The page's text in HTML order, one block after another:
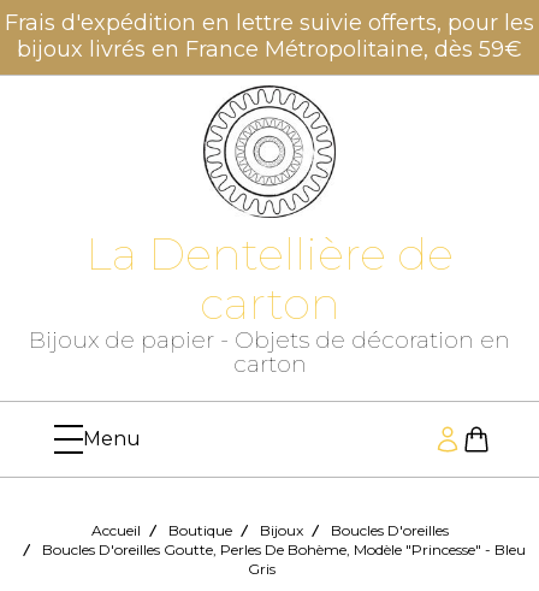
Frais d'expédition en lettre suivie offerts, pour les
bijoux livrés en France Métropolitaine, dès 59€
La Dentellière de
carton
Bijoux de papier - Objets de décoration en
carton
Accueil Boutique Bijoux
Boucles D'oreilles
Boucles D'oreilles Goutte, Perles De Bohème, Modèle "Princesse" - Bleu
Gris